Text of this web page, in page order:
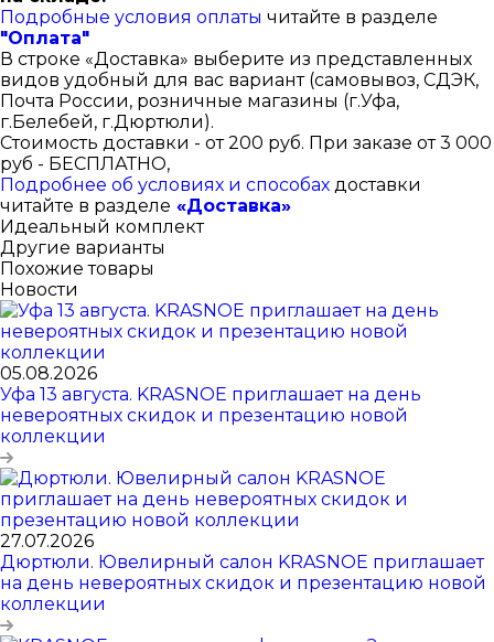
Подробные условия оплаты читайте в разделе
"Оплата"
В строке «Доставка» выберите из представленных
видов удобный для вас вариант (самовывоз, СДЭК,
Почта России, розничные магазины (г.Уфа,
г.Белебей, г.Дюртюли).
Стоимость доставки - от 200 руб. При заказе от 3 000
руб - БЕСПЛАТНО,
Подробнее об условиях и способах доставки
читайте в разделе «Доставка»
Идеальный комплект
Другие варианты
Похожие товары
Новости
05.08.2026
Уфа 13 августа. KRASNOE приглашает на день
невероятных скидок и презентацию новой
коллекции
27.07.2026
Дюртюли. Ювелирный салон KRASNOE приглашает
на день невероятных скидок и презентацию новой
коллекции